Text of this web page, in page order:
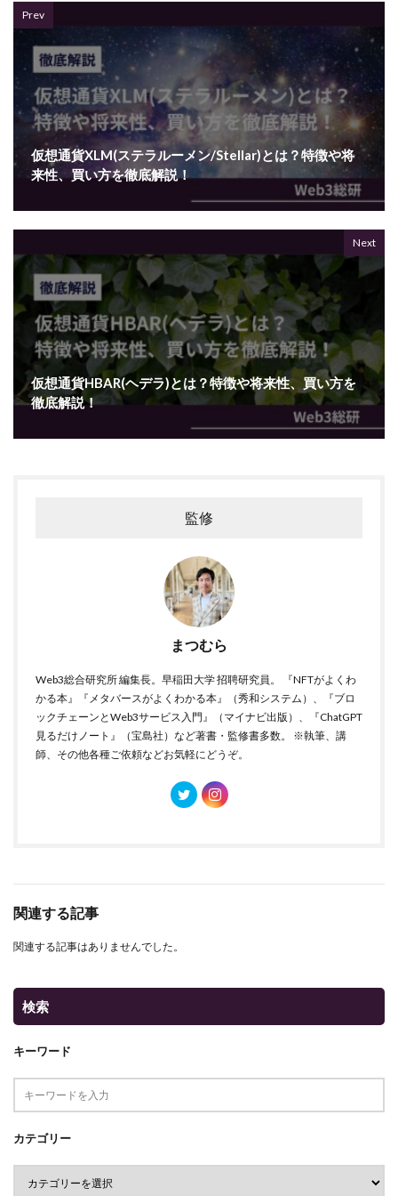
Prev
仮想通貨XLM(ステラルーメン/Stellar)とは？特徴や将
来性、買い方を徹底解説！
Next
仮想通貨HBAR(ヘデラ)とは？特徴や将来性、買い方を
徹底解説！
監修
まつむら
Web3総合研究所 編集長。早稲田大学 招聘研究員。 『NFTがよくわ
かる本』『メタバースがよくわかる本』（秀和システム）、『ブロ
ックチェーンとWeb3サービス入門』（マイナビ出版）、『ChatGPT
見るだけノート』（宝島社）など著書・監修書多数。 ※執筆、講
師、その他各種ご依頼などお気軽にどうぞ。
関連する記事
関連する記事はありませんでした。
検索
キーワード
カテゴリー